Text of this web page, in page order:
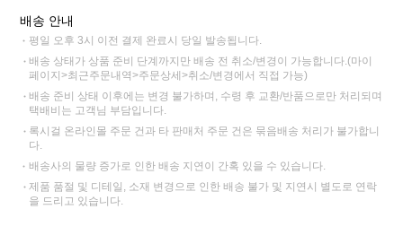
배송 안내
평일 오후 3시 이전 결제 완료시 당일 발송됩니다.
배송 상태가 상품 준비 단계까지만 배송 전 취소/변경이 가능합니다.(마이
페이지>최근주문내역>주문상세>취소/변경에서 직접 가능)
배송 준비 상태 이후에는 변경 불가하며, 수령 후 교환/반품으로만 처리되며
택배비는 고객님 부담입니다.
록시걸 온라인몰 주문 건과 타 판매처 주문 건은 묶음배송 처리가 불가합니
다.
배송사의 물량 증가로 인한 배송 지연이 간혹 있을 수 있습니다.
제품 품절 및 디테일, 소재 변경으로 인한 배송 불가 및 지연시 별도로 연락
을 드리고 있습니다.